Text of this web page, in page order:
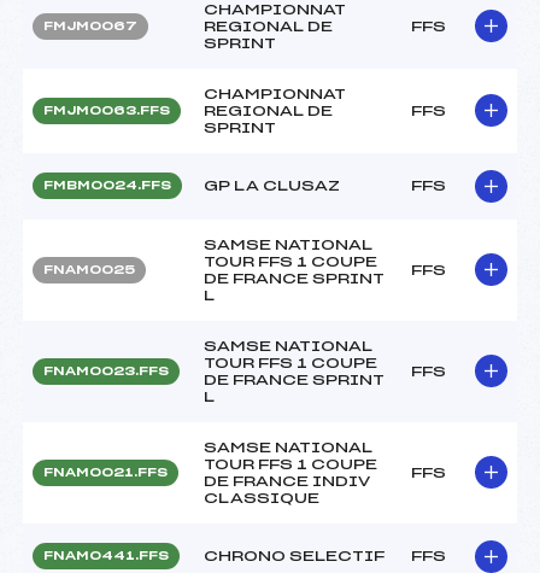
FMJM0067
CHAMPIONNAT
REGIONAL DE
SPRINT
FFS
FMJM0063.FFS
CHAMPIONNAT
REGIONAL DE
SPRINT
FFS
FMBM0024.FFS GP LA CLUSAZ FFS
FNAM0025
SAMSE NATIONAL
TOUR FFS 1 COUPE
DE FRANCE SPRINT
L
FFS
FNAM0023.FFS
SAMSE NATIONAL
TOUR FFS 1 COUPE
DE FRANCE SPRINT
L
FFS
FNAM0021.FFS
SAMSE NATIONAL
TOUR FFS 1 COUPE
DE FRANCE INDIV
CLASSIQUE
FFS
FNAM0441.FFS CHRONO SELECTIF FFS